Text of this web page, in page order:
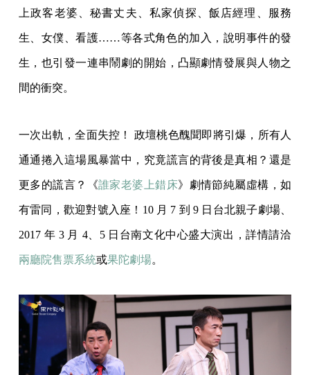
上政客老婆、秘書丈夫、私家偵探、飯店經理、服務
生、女僕、看護……等各式角色的加入，說明事件的發
生，也引發一連串鬧劇的開始，凸顯劇情發展與人物之
間的衝突。
一次出軌，全面失控！ 政壇桃色醜聞即將引爆，所有人
通通捲入這場風暴當中，究竟謊言的背後是真相？還是
更多的謊言？《誰家老婆上錯床》劇情節純屬虛構，如
有雷同，歡迎對號入座！10 月 7 到 9 日台北親子劇場、
2017 年 3 月 4、5 日台南文化中心盛大演出，詳情請洽
兩廳院售票系統或果陀劇場。